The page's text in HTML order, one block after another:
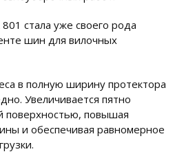
стала уже своего рода
шин для вилочных
в полную ширину протектора
Увеличивается пятно
поверхностью, повышая
и обеспечивая равномерное